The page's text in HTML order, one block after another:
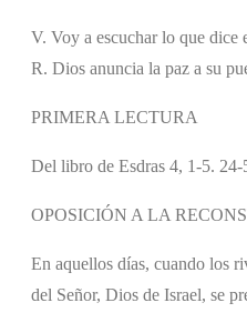
V. Voy a escuchar lo que dice
R. Dios anuncia la paz a su
PRIMERA LECTURA
Del libro de Esdras 4, 1-5. 24-
OPOSICIÓN A LA
En aquellos días, cuando los
del Señor, Dios de Israel, se